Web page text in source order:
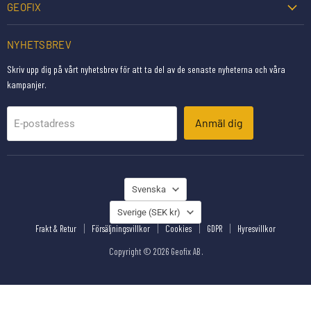
GEOFIX
NYHETSBREV
Skriv upp dig på vårt nyhetsbrev för att ta del av de senaste nyheterna och våra
kampanjer.
E-postadress Anmäl dig
SPRÅK
Svenska
LAND
Sverige (SEK kr)
Frakt & Retur Försäljningsvillkor Cookies GDPR Hyresvillkor
Copyright © 2026 Geofix AB .